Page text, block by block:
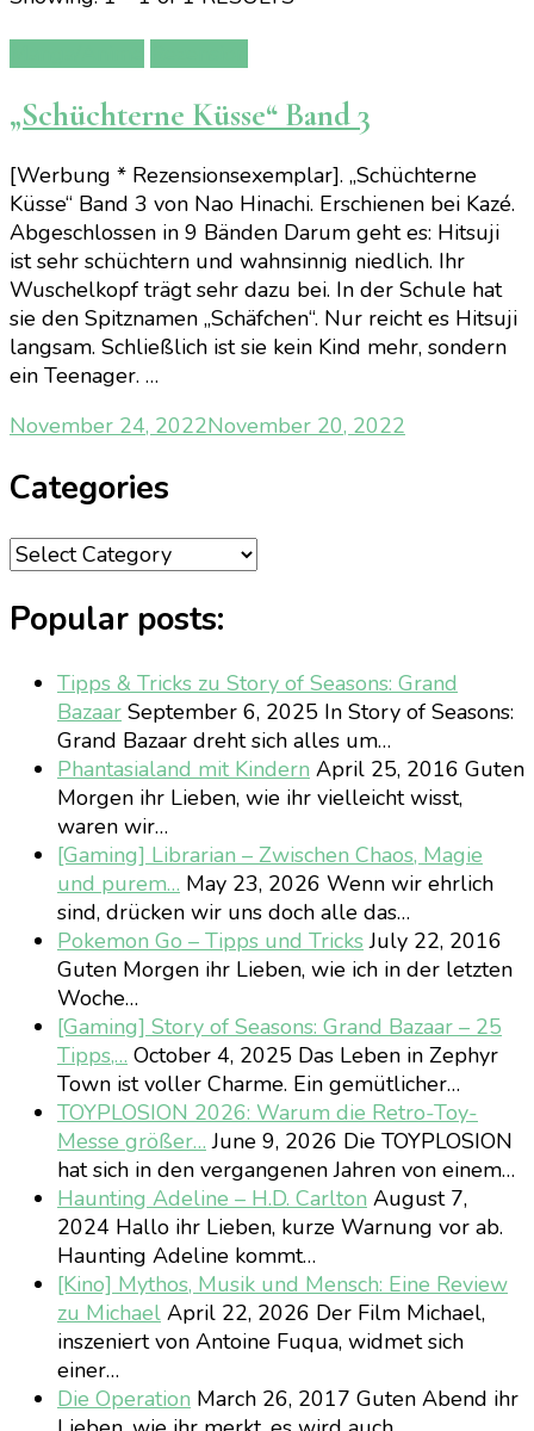
„Schüchterne Küsse“ Band 3
[Werbung * Rezensionsexemplar]. „Schüchterne
Küsse“ Band 3 von Nao Hinachi. Erschienen bei Kazé.
Abgeschlossen in 9 Bänden Darum geht es: Hitsuji
ist sehr schüchtern und wahnsinnig niedlich. Ihr
Wuschelkopf trägt sehr dazu bei. In der Schule hat
sie den Spitznamen „Schäfchen“. Nur reicht es Hitsuji
langsam. Schließlich ist sie kein Kind mehr, sondern
ein Teenager. …
November 24, 2022November 20, 2022
Categories
Categories
Popular posts:
Tipps & Tricks zu Story of Seasons: Grand
Bazaar September 6, 2025 In Story of Seasons:
Grand Bazaar dreht sich alles um…
Phantasialand mit Kindern April 25, 2016 Guten
Morgen ihr Lieben, wie ihr vielleicht wisst,
waren wir…
[Gaming] Librarian – Zwischen Chaos, Magie
und purem… May 23, 2026 Wenn wir ehrlich
sind, drücken wir uns doch alle das…
Pokemon Go – Tipps und TricksJuly 22, 2016
Guten Morgen ihr Lieben, wie ich in der letzten
Woche…
[Gaming] Story of Seasons: Grand Bazaar – 25
Tipps,… October 4, 2025 Das Leben in Zephyr
Town ist voller Charme. Ein gemütlicher…
TOYPLOSION 2026: Warum die Retro-Toy-
Messe größer… June 9, 2026 Die TOYPLOSION
hat sich in den vergangenen Jahren von einem…
Haunting Adeline – H.D. Carlton August 7,
2024 Hallo ihr Lieben, kurze Warnung vor ab.
Haunting Adeline kommt…
[Kino] Mythos, Musik und Mensch: Eine Review
zu Michael April 22, 2026 Der Film Michael,
inszeniert von Antoine Fuqua, widmet sich
einer…
Die Operation March 26, 2017 Guten Abend ihr